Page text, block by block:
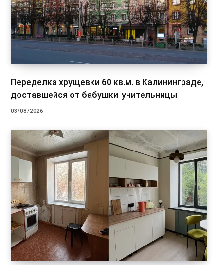
Переделка хрущевки 60 кв.м. в Калининграде,
доставшейся от бабушки-учительницы
03/08/2026